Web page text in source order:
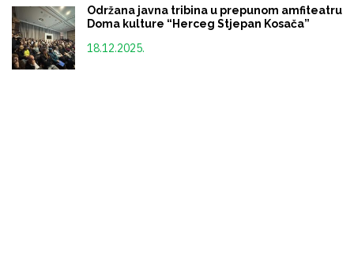
Održana javna tribina u prepunom amfiteatru
Doma kulture “Herceg Stjepan Kosača”
18.12.2025.